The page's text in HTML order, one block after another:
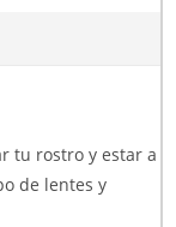
tu rostro y estar a
de lentes y